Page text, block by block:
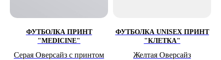
ФУТБОЛКА ПРИНТ
"MEDICINE"
Серая Оверсайз с принтом
ФУТБОЛКА UNISEX ПРИНТ
"КЛЕТКА"
Желтая Оверсайз